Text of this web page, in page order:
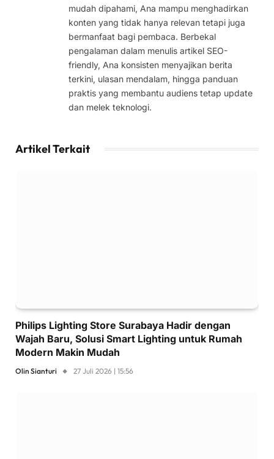
mudah dipahami, Ana mampu menghadirkan
konten yang tidak hanya relevan tetapi juga
bermanfaat bagi pembaca. Berbekal
pengalaman dalam menulis artikel SEO-
friendly, Ana konsisten menyajikan berita
terkini, ulasan mendalam, hingga panduan
praktis yang membantu audiens tetap update
dan melek teknologi.
Artikel Terkait
Philips Lighting Store Surabaya Hadir dengan
Wajah Baru, Solusi Smart Lighting untuk Rumah
Modern Makin Mudah
Olin Sianturi 27 Juli 2026 | 15:56